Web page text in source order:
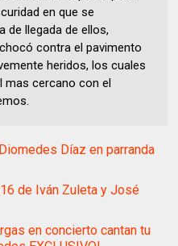
en que se
de llegada de ellos,
contra el pavimento
heridos, los cuales
mas cercano con el
Díaz en parranda
de Iván Zuleta y José
en concierto cantan tu